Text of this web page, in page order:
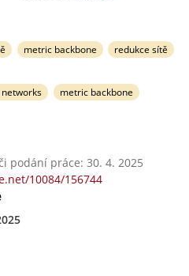
metric backbone redukce sítě
metric backbone
podání práce: 30. 4. 2025
10084/156744